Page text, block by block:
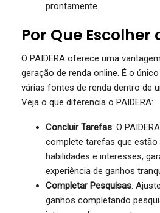
prontamente.
Por Que Escolher
O PAIDERA oferece uma
geração de renda online. É o
várias fontes de renda dentro de
Veja o que diferencia o PAIDERA:
Concluir Tarefas: O
complete tarefas que estão
habilidades e interesses,
experiência de ganhos
Completar Pesquisas:
ganhos completando